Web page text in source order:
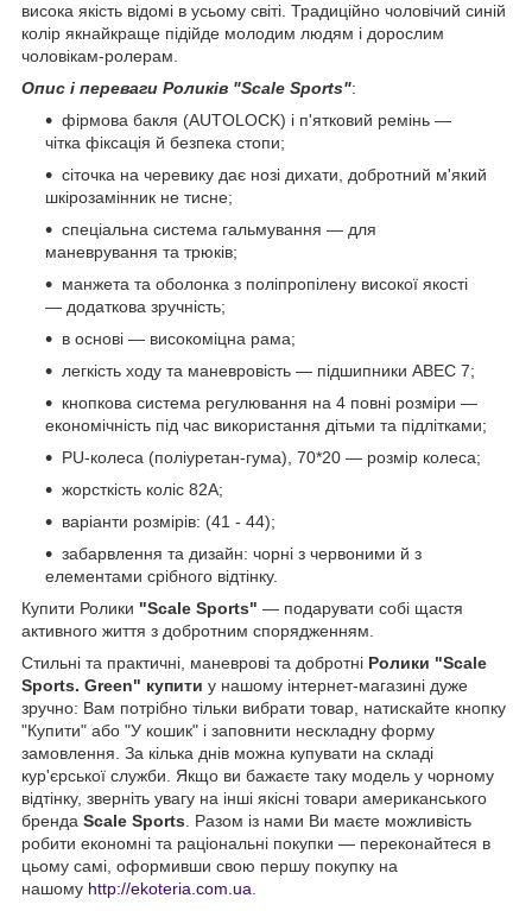
висока якість відомі в усьому світі. Традиційно чоловічий синій
колір якнайкраще підійде молодим людям і дорослим
чоловікам-ролерам.
Опис і переваги Роликів "Scale Sports":
фірмова бакля (AUTOLOCK) і п'ятковий ремінь —
чітка фіксація й безпека стопи;
сіточка на черевику дає нозі дихати, добротний м'який
шкірозамінник не тисне;
спеціальна система гальмування — для
маневрування та трюків;
манжета та оболонка з поліпропілену високої якості
— додаткова зручність;
в основі — високоміцна рама;
легкість ходу та маневровість — підшипники ABEC 7;
кнопкова система регулювання на 4 повні розміри —
економічність під час використання дітьми та підлітками;
PU-колеса (поліуретан-гума), 70*20 — розмір колеса;
жорсткість коліс 82A;
варіанти розмірів: (41 - 44);
забарвлення та дизайн: чорні з червоними й з
елементами срібного відтінку.
Купити Ролики "Scale Sports" — подарувати собі щастя
активного життя з добротним спорядженням.
Стильні та практичні, маневрові та добротні Ролики "Scale
Sports. Green" купити у нашому інтернет-магазині дуже
зручно: Вам потрібно тільки вибрати товар, натискайте кнопку
"Купити" або "У кошик" і заповнити нескладну форму
замовлення. За кілька днів можна купувати на складі
кур'єрської служби. Якщо ви бажаєте таку модель у чорному
відтінку, зверніть увагу на інші якісні товари американського
бренда Scale Sports. Разом із нами Ви маєте можливість
робити економні та раціональні покупки — переконайтеся в
цьому самі, оформивши свою першу покупку на
нашому http://ekoteria.com.ua.